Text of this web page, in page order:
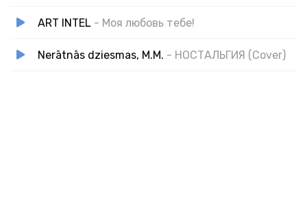
ART INTEL - Моя любовь тебе!
Nerātnās dziesmas, M.M. - НОСТАЛЬГИЯ (Cover)